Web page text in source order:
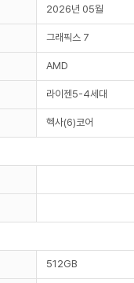
2026년 05월
그래픽스 7
AMD
라이젠5-4세대
헥사(6)코어
512GB